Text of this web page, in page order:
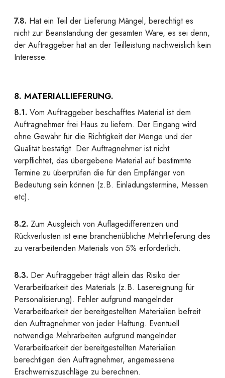
7.8. Hat ein Teil der Lieferung Mängel, berechtigt es
nicht zur Beanstandung der gesamten Ware, es sei denn,
der Auftraggeber hat an der Teilleistung nachweislich kein
Interesse.
8. MATERIALLIEFERUNG.
8.1. Vom Auftraggeber beschafftes Material ist dem
Auftragnehmer frei Haus zu liefern. Der Eingang wird
ohne Gewähr für die Richtigkeit der Menge und der
Qualität bestätigt. Der Auftragnehmer ist nicht
verpflichtet, das übergebene Material auf bestimmte
Termine zu überprüfen die für den Empfänger von
Bedeutung sein können (z.B. Einladungstermine, Messen
etc).
8.2. Zum Ausgleich von Auflagedifferenzen und
Rückverlusten ist eine branchenübliche Mehrlieferung des
zu verarbeitenden Materials von 5% erforderlich.
8.3. Der Auftraggeber trägt allein das Risiko der
Verarbeitbarkeit des Materials (z.B. Lasereignung für
Personalisierung). Fehler aufgrund mangelnder
Verarbeitbarkeit der bereitgestellten Materialien befreit
den Auftragnehmer von jeder Haftung. Eventuell
notwendige Mehrarbeiten aufgrund mangelnder
Verarbeitbarkeit der bereitgestellten Materialien
berechtigen den Auftragnehmer, angemessene
Erschwerniszuschläge zu berechnen.